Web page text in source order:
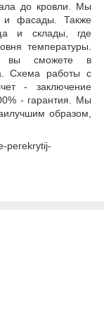
до кровли. Мы
и фасады. Также
и склады, где
температуры.
вы сможете в
Схема работы с
- заключение
- гарантия. Мы
образом,
perekrytij-